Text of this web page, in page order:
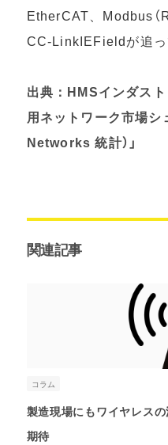
EtherCAT、Modbus（
CC-LinkIEFieldが追っ
出典：HMSインダス
用ネットワーク市場シ
Networks 統計）」
関連記事
コラム
製造現場にもワイヤレス
期待